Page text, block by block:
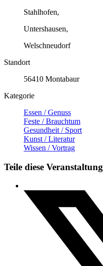
Stahlhofen,
Untershausen,
Welschneudorf
Standort
56410 Montabaur
Kategorie
Essen / Genuss
Feste / Brauchtum
Gesundheit / Sport
Kunst / Literatur
Wissen / Vortrag
Teile diese Veranstaltung